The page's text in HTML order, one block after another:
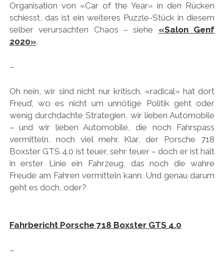
MASERATI
MAZDA
PERSONALITIES
PEUGEOT
PORSCHE
REDAKTION
SKODA
Organisation von «Car of the Year» in den Rücken
schiesst, das ist ein weiteres Puzzle-Stück in diesem
selber verursachten Chaos – siehe «Salon Genf
2020».
–
Oh nein, wir sind nicht nur kritisch. «radical» hat dort
Freud’, wo es nicht um unnötige Politik geht oder
wenig durchdachte Strategien, wir lieben Automobile
– und wir lieben Automobile, die noch Fahrspass
vermitteln, noch viel mehr. Klar, der Porsche 718
Boxster GTS 4.0 ist teuer, sehr teuer – doch er ist halt
in erster Linie ein Fahrzeug, das noch die wahre
Freude am Fahren vermitteln kann. Und genau darum
geht es doch, oder?
Fahrbericht Porsche 718 Boxster GTS 4.0
–